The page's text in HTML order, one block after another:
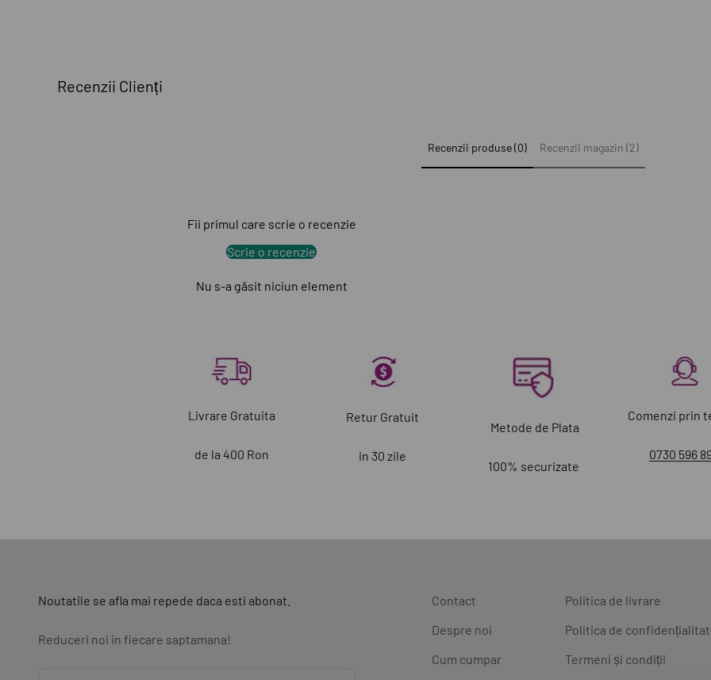
Recenzii Clienți
Recenzii produse (0) Recenzii magazin (2)
Fii primul care scrie o recenzie
Scrie o recenzie
Nu s-a găsit niciun element
Livrare Gratuita
de la 400 Ron
Retur Gratuit
in 30 zile
Metode de Plata
100% securizate
Comenzi prin
0730 596
Noutatile se afla mai repede daca esti abonat.
Reduceri noi in fiecare saptamana!
Contact
Despre noi
Cum cumpar
Politica de livrare
Politica de
Termeni și condiții